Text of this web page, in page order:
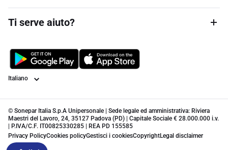
Ti serve aiuto?
Lingua
© Sonepar Italia S.p.A Unipersonale | Sede legale ed amministrativa: Riviera
Maestri del Lavoro, 24, 35127 Padova (PD) | Capitale Sociale € 28.000.000 i.v.
| P.IVA/C.F. IT00825330285 | REA PD 155585
Privacy PolicyCookies policyGestisci i cookiesCopyrightLegal disclaimer